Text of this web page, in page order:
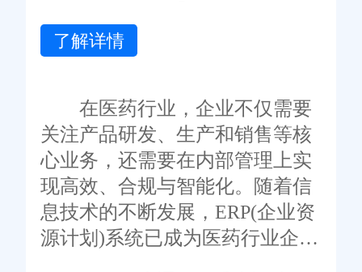
了解详情
在医药行业，企业不仅需要
关注产品研发、生产和销售等核
心业务，还需要在内部管理上实
现高效、合规与智能化。随着信
息技术的不断发展，ERP(企业资
源计划)系统已成为医药行业企业